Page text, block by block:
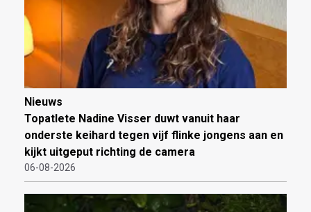
Nieuws
Topatlete Nadine Visser duwt vanuit haar
onderste keihard tegen vijf flinke jongens aan en
kijkt uitgeput richting de camera
06-08-2026